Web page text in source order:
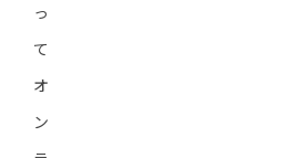
っ
て
オ
ン